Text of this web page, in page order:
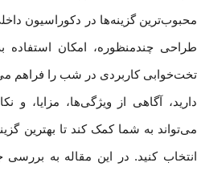
محبوب‌ترین گزینه‌ها در دکوراسیون
طراحی چندمنظوره، امکان
تخت‌خوابی کاربردی در شب را فراهم
دارید، آگاهی از ویژگی‌ها، مزایا،
می‌تواند به شما کمک کند تا بهترین
انتخاب کنید. در این مقاله به بررسی